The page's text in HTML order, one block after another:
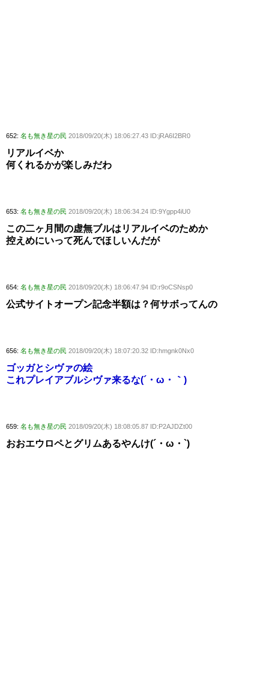
652: 名も無き星の民 2018/09/20(木) 18:06:27.43 ID:jRA6I2BR0
リアルイベか
何くれるかが楽しみだわ
653: 名も無き星の民 2018/09/20(木) 18:06:34.24 ID:9Ygpp4iU0
この二ヶ月間の虚無ブルはリアルイベのためか
控えめにいって死んでほしいんだが
654: 名も無き星の民 2018/09/20(木) 18:06:47.94 ID:r9oCSNsp0
公式サイトオープン記念半額は？何サボってんの
656: 名も無き星の民 2018/09/20(木) 18:07:20.32 ID:hmgnk0Nx0
ゴッガとシヴァの絵
これプレイアブルシヴァ来るな(´・ω・｀)
659: 名も無き星の民 2018/09/20(木) 18:08:05.87 ID:P2AJDZt00
おおエウロペとグリムあるやんけ(´・ω・`)